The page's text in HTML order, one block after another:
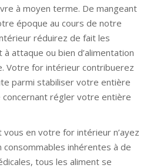
à moyen terme. De mangeant
époque au cours de notre
réduirez de fait les
attaque ou bien d’alimentation
Votre for intérieur contribuerez
parmi stabiliser votre entière
concernant régler votre entière
en votre for intérieur n’ayez
inhérentes à de
tous les aliment se